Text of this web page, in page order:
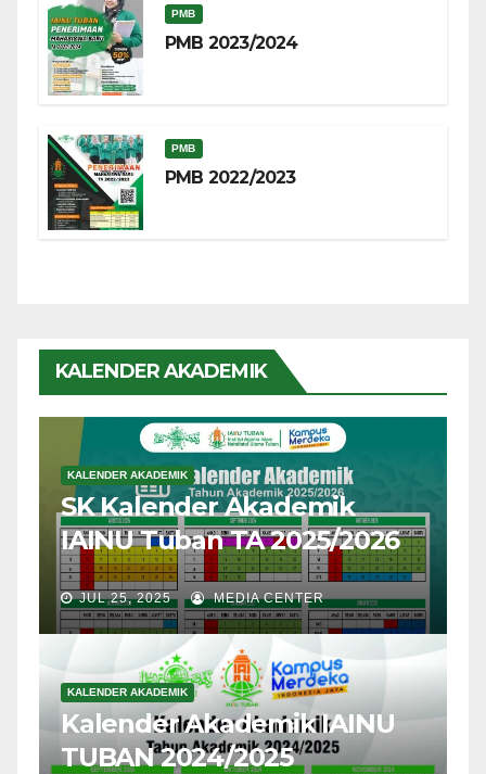
PMB
PMB 2023/2024
PMB
PMB 2022/2023
KALENDER AKADEMIK
KALENDER AKADEMIK
SK Kalender Akademik
IAINU Tuban TA 2025/2026
JUL 25, 2025 MEDIA CENTER
KALENDER AKADEMIK
Kalender Akademik IAINU
TUBAN 2024/2025